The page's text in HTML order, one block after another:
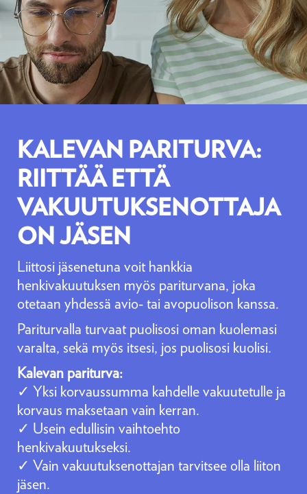
KALEVAN PARITURVA:
RIITTÄÄ ETTÄ
VAKUUTUKSENOTTAJA
ON JÄSEN
Liittosi jäsenetuna voit hankkia
henkivakuutuksen myös pariturvana, joka
otetaan yhdessä avio- tai avopuolison kanssa.
Pariturvalla turvaat puolisosi oman kuolemasi
varalta, sekä myös itsesi, jos puolisosi kuolisi.
Kalevan pariturva:
✓ Yksi korvaussumma kahdelle vakuutetulle ja
korvaus maksetaan vain kerran.
✓ Usein edullisin vaihtoehto
henkivakuutukseksi.
✓ Vain vakuutuksenottajan tarvitsee olla liiton
jäsen.